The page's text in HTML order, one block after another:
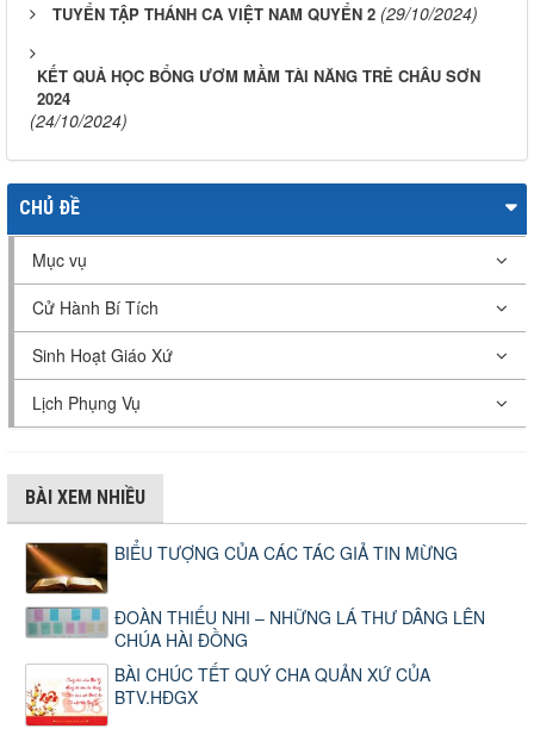
TUYỂN TẬP THÁNH CA VIỆT NAM QUYỂN 2 (29/10/2024)
KẾT QUẢ HỌC BỔNG ƯƠM MẦM TÀI NĂNG TRẺ CHÂU SƠN
2024
(24/10/2024)
CHỦ ĐỀ
Mục vụ
Cử Hành Bí Tích
Sinh Hoạt Giáo Xứ
Lịch Phụng Vụ
BÀI XEM NHIỀU
BIỂU TƯỢNG CỦA CÁC TÁC GIẢ TIN MỪNG
ĐOÀN THIẾU NHI – NHỮNG LÁ THƯ DÂNG LÊN
CHÚA HÀI ĐỒNG
BÀI CHÚC TẾT QUÝ CHA QUẢN XỨ CỦA
BTV.HĐGX